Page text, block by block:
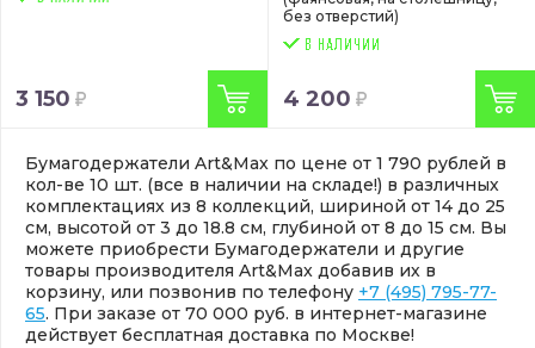
3 150
без отверстий)
4 200
Бумагодержатели Art&Max по цене от 1 790 рублей в
кол-ве 10 шт. (все в наличии на складе!) в различных
комплектациях из 8 коллекций, шириной от 14 до 25
см, высотой от 3 до 18.8 см, глубиной от 8 до 15 см. Вы
можете приобрести Бумагодержатели и другие
товары производителя Art&Max добавив их в
корзину, или позвонив по телефону +7 (495) 795-77-
65. При заказе от 70 000 руб. в интернет-магазине
действует бесплатная доставка по Москве!